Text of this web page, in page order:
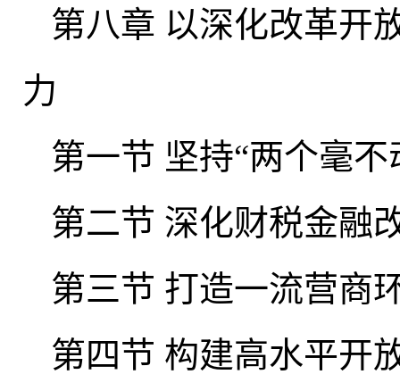
第八章 以深化改革开
力
第一节 坚持“两个毫不
第二节 深化财税金融
第三节 打造一流营商
第四节 构建高水平开